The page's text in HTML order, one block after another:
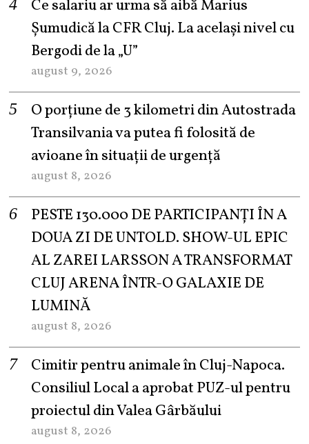
Ce salariu ar urma să aibă Marius
Șumudică la CFR Cluj. La același nivel cu
Bergodi de la „U”
august 9, 2026
O porțiune de 3 kilometri din Autostrada
Transilvania va putea fi folosită de
avioane în situații de urgență
august 8, 2026
PESTE 130.000 DE PARTICIPANȚI ÎN A
DOUA ZI DE UNTOLD. SHOW-UL EPIC
AL ZAREI LARSSON A TRANSFORMAT
CLUJ ARENA ÎNTR-O GALAXIE DE
LUMINĂ
august 8, 2026
Cimitir pentru animale în Cluj-Napoca.
Consiliul Local a aprobat PUZ-ul pentru
proiectul din Valea Gârbăului
august 8, 2026